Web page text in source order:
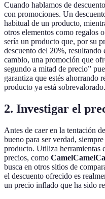
Cuando hablamos de
con promociones. Un
habitual de un producto,
otros elementos como regalos
sería un producto que, por su
descuento del 20%,
cambio, una promoción que
segundo a mitad de precio”
garantiza que estés ahorrando
producto ya está sobrevalorado.
2. Investigar el
Antes de caer en la tentación
bueno para ser verdad,
producto. Utiliza herramientas
precios, como
busca en otros sitios de
el descuento ofrecido es
un precio inflado que ha sido